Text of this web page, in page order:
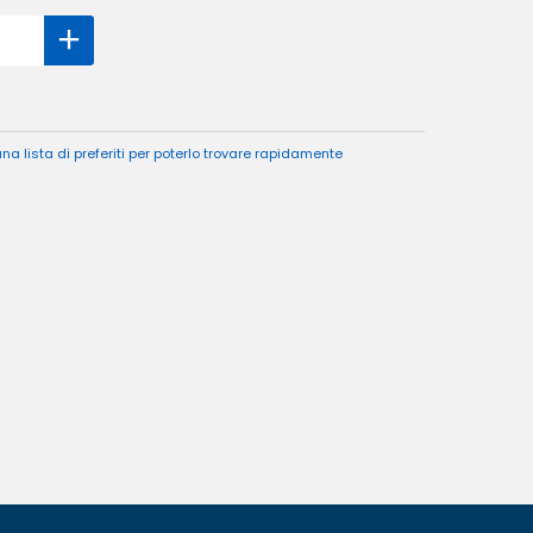
lista di preferiti per poterlo trovare rapidamente